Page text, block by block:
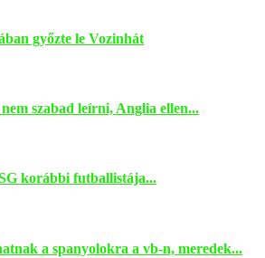
győzte le Vozinhát
szabad leírni, Anglia ellen...
korábbi futballistája...
a spanyolokra a vb-n, meredek...